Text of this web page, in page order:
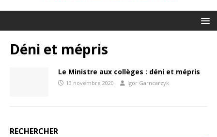
Déni et mépris
Le Ministre aux collèges : déni et mépris
13 novembre 2020 Igor Garncarzyk
RECHERCHER